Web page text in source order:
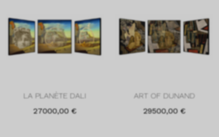
LA PLANÈTE DALI
27000,00 €
ART OF DUNAND
29500,00 €